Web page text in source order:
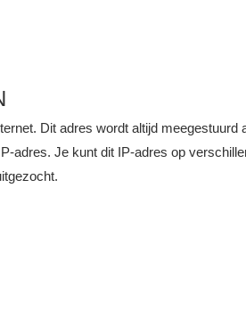
Dit adres wordt altijd
adres. Je kunt dit IP-adres op